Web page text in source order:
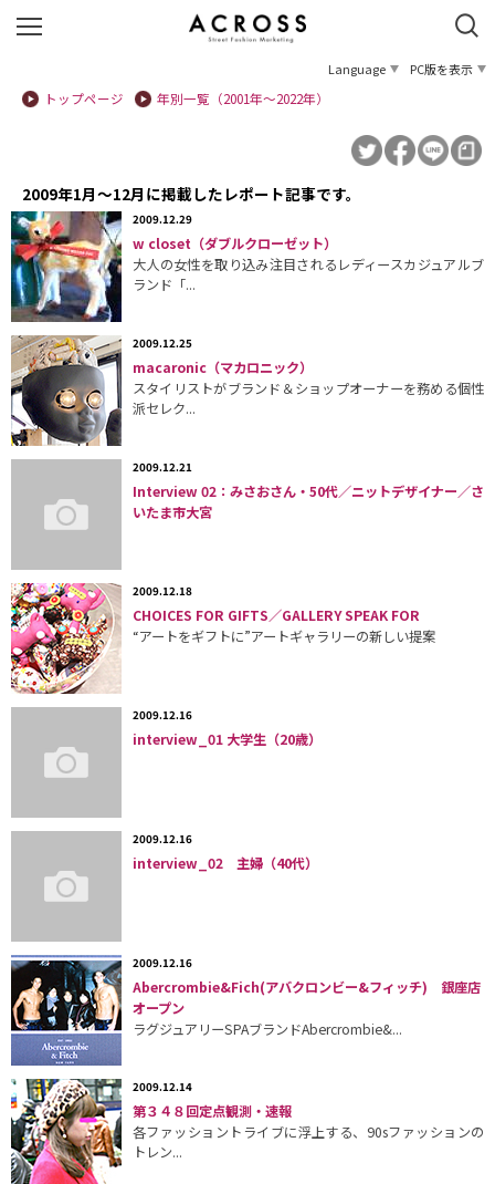
Language
PC版を表示
トップページ
年別一覧（2001年〜2022年）
2009年1月〜12月に掲載したレポート記事です。
2009.12.29
w closet（ダブルクローゼット）
大人の女性を取り込み注目されるレディースカジュアルブ
ランド「...
2009.12.25
macaronic（マカロニック）
スタイリストがブランド＆ショップオーナーを務める個性
派セレク...
2009.12.21
Interview 02：みさおさん・50代／ニットデザイナー／さ
いたま市大宮
2009.12.18
CHOICES FOR GIFTS／GALLERY SPEAK FOR
“アートをギフトに”アートギャラリーの新しい提案
2009.12.16
interview_01 大学生（20歳）
2009.12.16
interview_02 主婦（40代）
2009.12.16
Abercrombie&Fich(アバクロンビー&フィッチ) 銀座店
オープン
ラグジュアリーSPAブランドAbercrombie&...
2009.12.14
第３４８回定点観測・速報
各ファッショントライブに浮上する、90sファッションの
トレン...